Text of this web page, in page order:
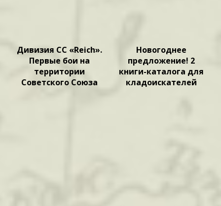
Дивизия СС «Reich».
Первые бои на
территории
Советского Союза
Новогоднее
предложение! 2
книги-каталога для
кладоискателей